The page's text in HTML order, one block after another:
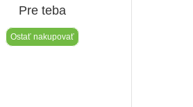
Pre teba
Ostať nakupovať